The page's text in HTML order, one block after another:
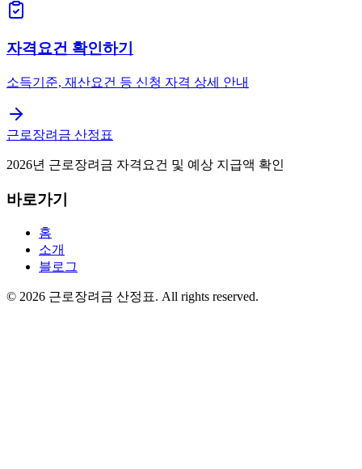
자격요건 확인하기
소득기준, 재산요건 등 신청 자격 상세 안내
근로장려금 산정표
2026년 근로장려금 자격요건 및 예상 지급액 확인
바로가기
홈
소개
블로그
© 2026 근로장려금 산정표. All rights reserved.